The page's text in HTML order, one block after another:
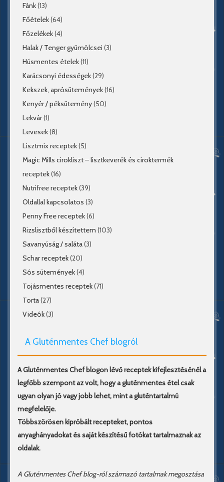
Fánk(13)
Főételek(64)
Főzelékek(4)
Halak / Tenger gyümölcsei (3)
Húsmentes ételek(11)
Karácsonyi édességek(29)
Kekszek, aprósütemények(16)
Kenyér / péksütemény(50)
Lekvár(1)
Levesek(8)
Lisztmix receptek(5)
Magic Mills cirokliszt – lisztkeverék és ciroktermék
receptek(16)
Nutrifree receptek(39)
Oldallal kapcsolatos (3)
Penny Free receptek(6)
Rizslisztből készítettem (103)
Savanyúság / saláta(3)
Schar receptek(20)
Sós sütemények(4)
Tojásmentes receptek(71)
Torta(27)
Videók(3)
A Gluténmentes Chef blogról
A Gluténmentes Chef blogon lévő receptek kifejlesztésénél a
legfőbb szempont az volt, hogy a gluténmentes étel csak
ugyan olyan jó vagy jobb lehet, mint a gluténtartalmú
megfelelője.
Többszörösen kipróbált recepteket, pontos
anyaghányadokat és saját készítésű fotókat tartalmaznak az
oldalak.
A Gluténmentes Chef blog-ról származó tartalmak megosztása